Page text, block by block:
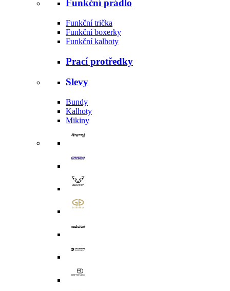
Funkční prádlo
Funkční trička
Funkční boxerky
Funkční kalhoty
Prací protředky
Slevy
Bundy
Kalhoty
Mikiny